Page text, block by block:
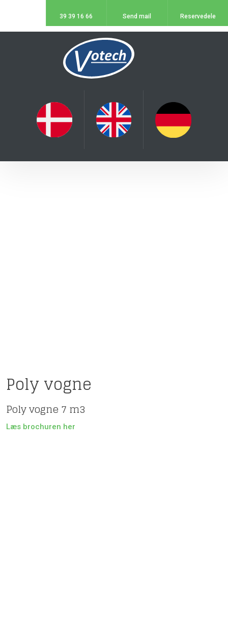
39 39 16 66 Send mail Reservedele​
Poly vogne​
Poly vogne 7 m3
Læs brochuren her​